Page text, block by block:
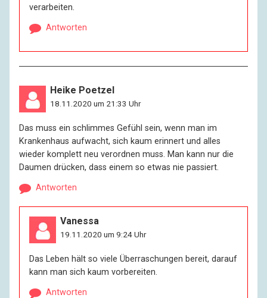
verarbeiten.
Antworten
Heike Poetzel
18.11.2020 um 21:33 Uhr
Das muss ein schlimmes Gefühl sein, wenn man im
Krankenhaus aufwacht, sich kaum erinnert und alles
wieder komplett neu verordnen muss. Man kann nur die
Daumen drücken, dass einem so etwas nie passiert.
Antworten
Vanessa
19.11.2020 um 9:24 Uhr
Das Leben hält so viele Überraschungen bereit, darauf
kann man sich kaum vorbereiten.
Antworten